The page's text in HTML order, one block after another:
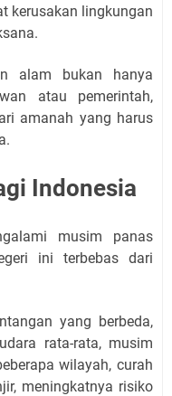
kerusakan lingkungan
alam bukan hanya
atau pemerintah,
amanah yang harus
Indonesia
musim panas
ini terbebas dari
yang berbeda,
rata-rata, musim
wilayah, curah
meningkatnya risiko